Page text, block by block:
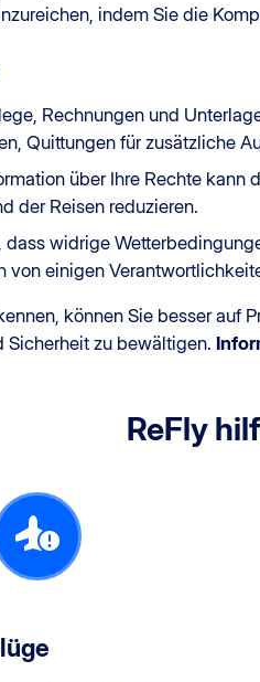
indem Sie die
Rechnungen und
Quittungen für zusätzliche
über Ihre Rechte
der Reisen reduzieren.
dass widrige
von einigen
können Sie besser
Sicherheit zu bewältigen.
ReFly